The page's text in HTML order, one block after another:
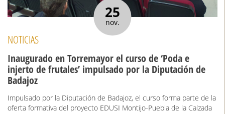
25
nov.
NOTICIAS
Inaugurado en Torremayor el curso de ‘Poda e
injerto de frutales’ impulsado por la Diputación de
Badajoz
Impulsado por la Diputación de Badajoz, el curso forma parte de la
oferta formativa del proyecto EDUSI Montijo-Puebla de la Calzada